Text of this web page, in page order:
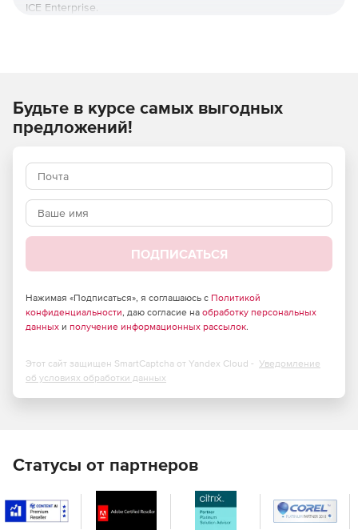
ICE Enterprise.
Основные преимущества
Российский продукт: ядро C3D Modeler, встроенный
модуль B-Shaper.
Будьте в курсе самых выгодных
предложений!
ПОДПИСАТЬСЯ
Нажимая «Подписаться», я соглашаюсь с Политикой
конфиденциальности, даю согласие на обработку персональных
данных и получение информационных рассылок.
Этот сайт защищен SmartCaptcha от Yandex Cloud - Уведомление
об условиях обработки данных
Статусы от партнеров